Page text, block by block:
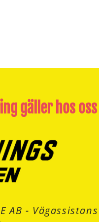
gäller hos oss
AB -